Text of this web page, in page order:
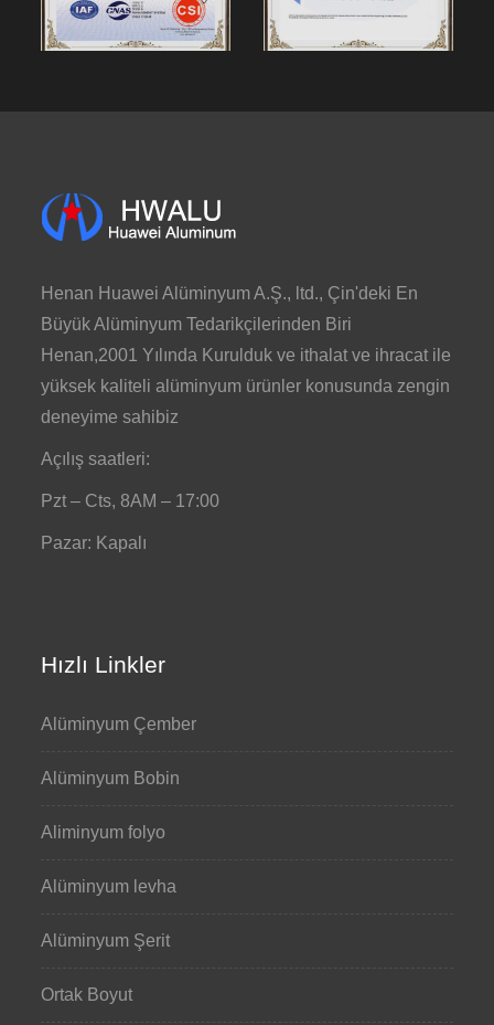
Henan Huawei Alüminyum A.Ş., ltd., Çin'deki En
Büyük Alüminyum Tedarikçilerinden Biri
Henan,2001 Yılında Kurulduk ve ithalat ve ihracat ile
yüksek kaliteli alüminyum ürünler konusunda zengin
deneyime sahibiz
Açılış saatleri:
Pzt – Cts, 8AM – 17:00
Pazar: Kapalı
Hızlı Linkler
Alüminyum Çember
Alüminyum Bobin
Aliminyum folyo
Alüminyum levha
Alüminyum Şerit
Ortak Boyut